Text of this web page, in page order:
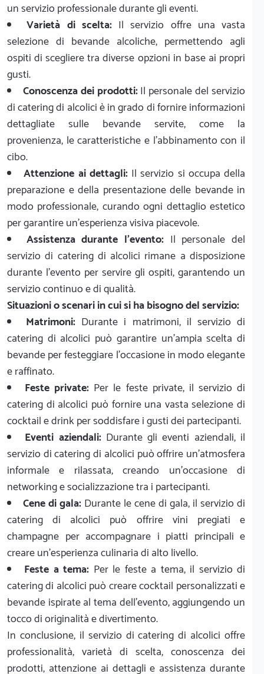
un servizio professionale durante gli eventi.
Varietà di scelta:Il servizio offre una vasta
selezione di bevande alcoliche, permettendo agli
ospiti di scegliere tra diverse opzioni in base ai propri
gusti.
Conoscenza dei prodotti:Il personale del servizio
di catering di alcolici è in grado di fornire informazioni
dettagliate sulle bevande servite, come la
provenienza, le caratteristiche e l'abbinamento con il
cibo.
Attenzione ai dettagli:Il servizio si occupa della
preparazione e della presentazione delle bevande in
modo professionale, curando ogni dettaglio estetico
per garantire un'esperienza visiva piacevole.
Assistenza durante l'evento: Il personale del
servizio di catering di alcolici rimane a disposizione
durante l'evento per servire gli ospiti, garantendo un
servizio continuo e di qualità.
Situazioni o scenari in cui si ha bisogno del servizio:
Matrimoni: Durante i matrimoni, il servizio di
catering di alcolici può garantire un'ampia scelta di
bevande per festeggiare l'occasione in modo elegante
e raffinato.
Feste private: Per le feste private, il servizio di
catering di alcolici può fornire una vasta selezione di
cocktail e drink per soddisfare i gusti dei partecipanti.
Eventi aziendali:Durante gli eventi aziendali, il
servizio di catering di alcolici può offrire un'atmosfera
informale e rilassata, creando un'occasione di
networking e socializzazione tra i partecipanti.
Cene di gala: Durante le cene di gala, il servizio di
catering di alcolici può offrire vini pregiati e
champagne per accompagnare i piatti principali e
creare un'esperienza culinaria di alto livello.
Feste a tema: Per le feste a tema, il servizio di
catering di alcolici può creare cocktail personalizzati e
bevande ispirate al tema dell'evento, aggiungendo un
tocco di originalità e divertimento.
In conclusione, il servizio di catering di alcolici offre
professionalità, varietà di scelta, conoscenza dei
prodotti, attenzione ai dettagli e assistenza durante